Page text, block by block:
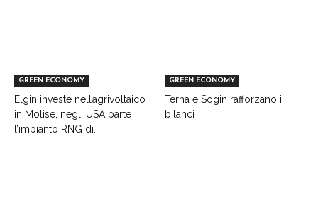
GREEN ECONOMY
Elgin investe nell’agrivoltaico
in Molise, negli USA parte
l’impianto RNG di...
GREEN ECONOMY
Terna e Sogin rafforzano i
bilanci